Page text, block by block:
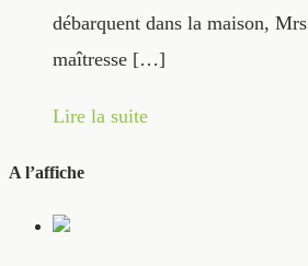
débarquent dans la maison,
maîtresse […]
Lire la suite
A l’affiche